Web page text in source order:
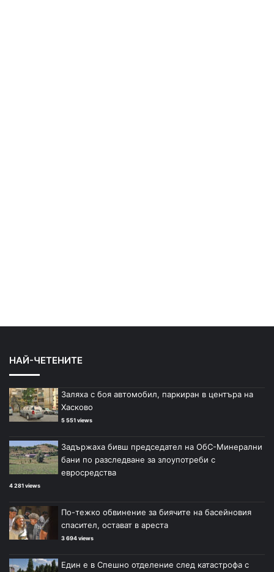
НАЙ-ЧЕТЕНИТЕ
Заляха с боя автомобил, паркиран в центъра на
Хасково
5 551 views
Задържаха бивш председател на ОбС-Минерални
бани по разследване за злоупотреби с
евросредства
4 281 views
По-тежко обвинение за биячите на басейновия
спасител, остават в ареста
3 694 views
Един е в Спешно отделение след катастрофа с